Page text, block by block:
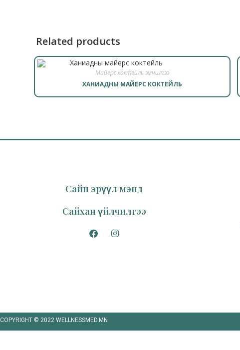
Related products
Майерс коктейль эмчилгээ
ХАНИАДНЫ МАЙЕРС КОКТЕЙЛЬ
Сайн эрүүл мэнд
Сайхан үйлчилгээ
COPYRIGHT © 2022 WELLNESSMED.MN